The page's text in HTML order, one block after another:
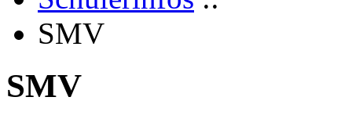
SMV
SMV